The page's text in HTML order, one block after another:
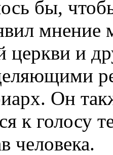
бы,
церкви и
Он
к голосу
человека.